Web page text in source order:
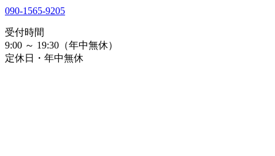
090-1565-9205
受付時間
9:00 ～ 19:30（年中無休）
定休日・年中無休